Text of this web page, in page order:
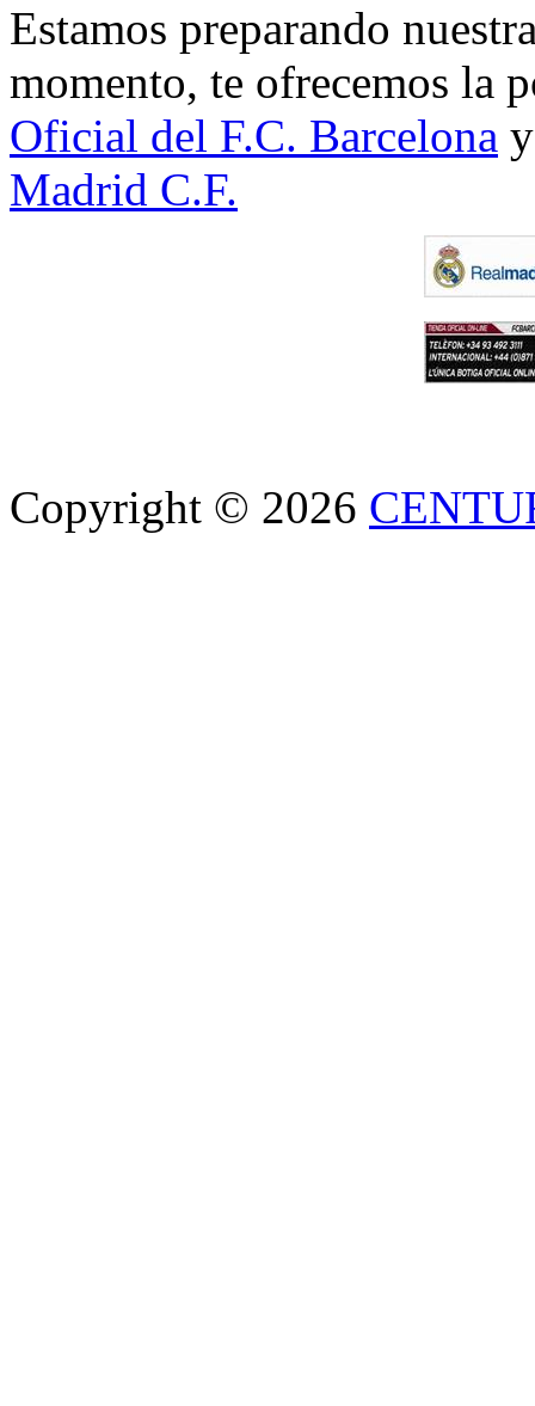
Estamos preparando
momento, te ofrecemos la
Oficial del F.C. Barcelona
Madrid C.F.
Copyright © 2026